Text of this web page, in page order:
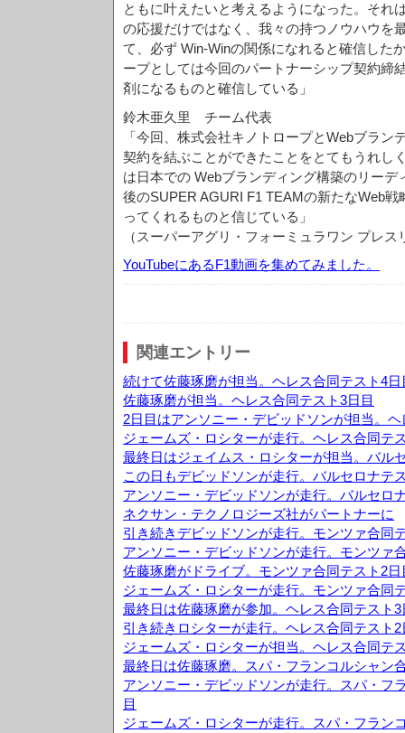
ともに叶えたいと考えるようになった。それ
の応援だけではなく、我々の持つノウハウを
て、必ず Win-Winの関係になれると確信した
ープとしては今回のパートナーシップ契約締
剤になるものと確信している」
鈴木亜久里 チーム代表
「今回、株式会社キノトロープとWebブラン
契約を結ぶことができたことをとてもうれし
は日本での Webブランディング構築のリー
後のSUPER AGURI F1 TEAMの新たなWeb
ってくれるものと信じている」
（スーパーアグリ・フォーミュラワン プレス
YouTubeにあるF1動画を集めてみました。
関連エントリー
続けて佐藤琢磨が担当。ヘレス合同テスト4日
佐藤琢磨が担当。ヘレス合同テスト3日目
2日目はアンソニー・デビッドソンが担当。
ジェームズ・ロシターが走行。ヘレス合同テ
最終日はジェイムス・ロシターが担当。バル
この日もデビッドソンが走行。バルセロナテ
アンソニー・デビッドソンが走行。バルセロ
ネクサン・テクノロジーズ社がパートナーに
引き続きデビッドソンが走行。モンツァ合同
アンソニー・デビッドソンが走行。モンツァ
佐藤琢磨がドライブ。モンツァ合同テスト2日
ジェームズ・ロシターが走行。モンツァ合同
最終日は佐藤琢磨が参加。ヘレス合同テスト3
引き続きロシターが走行。ヘレス合同テスト2
ジェームズ・ロシターが担当。ヘレス合同テ
最終日は佐藤琢磨。スパ・フランコルシャン
アンソニー・デビッドソンが走行。スパ・フ
目
ジェームズ・ロシターが走行。スパ・フラン